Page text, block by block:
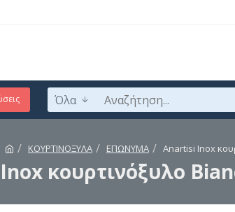
Όλα
ΚΟΥΡΤΙΝΟΞΥΛΑ ΕΠΩΝΥΜΑ Anartisi Inox
κουρτινόξυλο